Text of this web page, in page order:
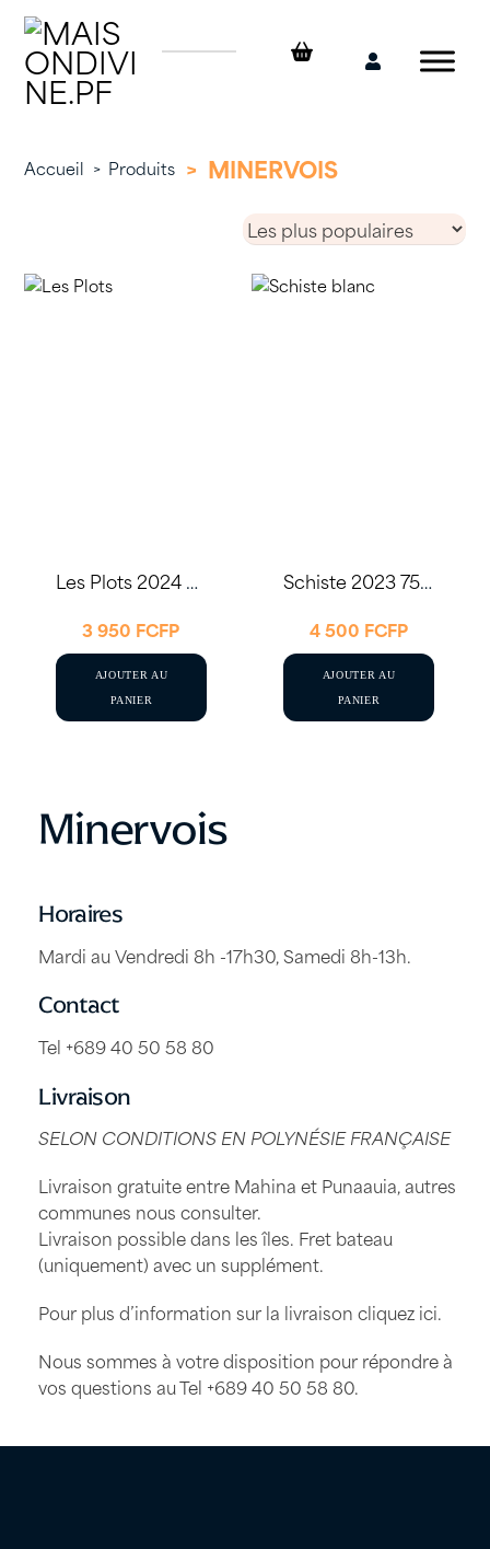
Skip
content
Mon
Accueil > Produits > MINERVOIS
Minervois
Horaires
Mardi au Vendredi 8h -17h30, Samedi 8h-13h.
Contact
Tel +689 40 50 58 80
Livraison
SELON CONDITIONS EN POLYNÉSIE FRANÇAISE
Livraison gratuite entre Mahina et Punaauia, autres
communes nous consulter.
Livraison possible dans les îles. Fret bateau
(uniquement) avec un supplément.
Pour plus d’information sur la livraisoncliquez ici.
Nous sommes à votre disposition pour répondre à
vos questions au Tel +689 40 50 58 80.
Les Plots 2024 75cl – Château Coupe-Roses
3 950 FCFP
AJOUTER AU
PANIER
Schiste 2023 75cl – Château Coupe-Roses
4 500 FCFP
AJOUTER AU
PANIER